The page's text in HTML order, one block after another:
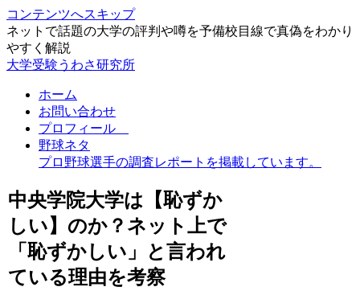
コンテンツへスキップ
ネットで話題の大学の評判や噂を予備校目線で真偽をわかり
やすく解説
大学受験うわさ研究所
ホーム
お問い合わせ
プロフィール
野球ネタ
プロ野球選手の調査レポートを掲載しています。
中央学院大学は【恥ずか
しい】のか？ネット上で
「恥ずかしい」と言われ
ている理由を考察